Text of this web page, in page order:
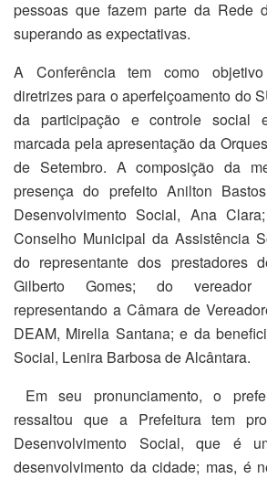
pessoas que fazem parte da Rede
superando as expectativas.
A Conferência tem como
diretrizes para o aperfeiçoamento do
da participação e controle social
marcada pela apresentação da
de Setembro. A composição da
presença do prefeito Anilton
Desenvolvimento Social, Ana
Conselho Municipal da Assistência
do representante dos prestadores
Gilberto Gomes; do vereador
representando a Câmara de
DEAM, Mirella Santana; e da
Social, Lenira Barbosa de Alcântara.
Em seu pronunciamento, o
ressaltou que a Prefeitura tem
Desenvolvimento Social, que é
desenvolvimento da cidade; mas, é